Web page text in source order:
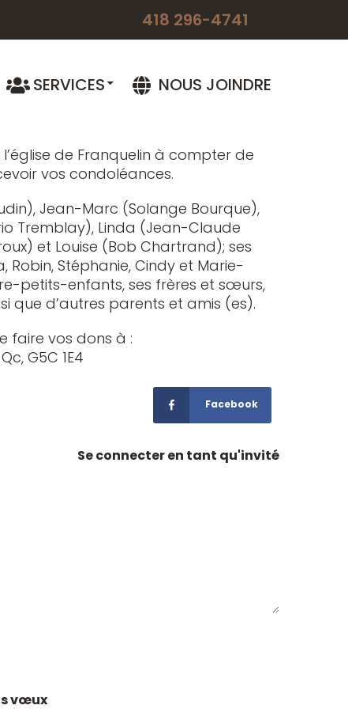
418 296-4741
SERVICES NOUS JOINDRE
est décédée à l’âge de 88 ans,
de Franquelin. Elle était la fille
et les funérailles de madame
à 14h, en l’église St-Étienne.
de Franquelin à compter de
vos condoléances.
Jean-Marc (Solange Bourque),
Tremblay), Linda (Jean-Claude
et Louise (Bob Chartrand); ses
Robin, Stéphanie, Cindy et Marie-
petits-enfants, ses frères et sœurs,
que d’autres parents et amis (es).
faire vos dons à :
G5C 1E4
Facebook
Se connecter en tant qu'invité
vœux